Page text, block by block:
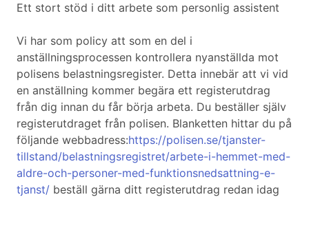
Ett stort stöd i ditt arbete som personlig assistent
Vi har som policy att som en del i
anställningsprocessen kontrollera nyanställda mot
polisens belastningsregister. Detta innebär att vi vid
en anställning kommer begära ett registerutdrag
från dig innan du får börja arbeta. Du beställer själv
registerutdraget från polisen. Blanketten hittar du på
följande webbadress:https://polisen.se/tjanster-
tillstand/belastningsregistret/arbete-i-hemmet-med-
aldre-och-personer-med-funktionsnedsattning-e-
tjanst/ beställ gärna ditt registerutdrag redan idag